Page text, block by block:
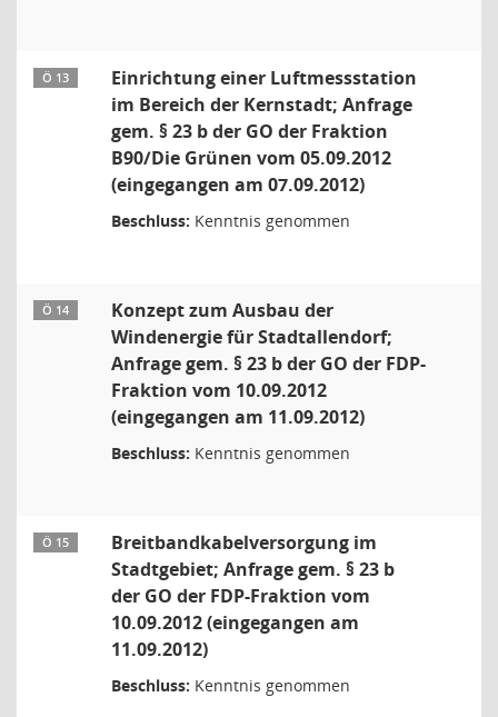
Ö 13
Einrichtung einer Luftmessstation
im Bereich der Kernstadt; Anfrage
gem. § 23 b der GO der Fraktion
B90/Die Grünen vom 05.09.2012
(eingegangen am 07.09.2012)
Beschluss: Kenntnis genommen
Ö 14
Konzept zum Ausbau der
Windenergie für Stadtallendorf;
Anfrage gem. § 23 b der GO der FDP-
Fraktion vom 10.09.2012
(eingegangen am 11.09.2012)
Beschluss: Kenntnis genommen
Ö 15
Breitbandkabelversorgung im
Stadtgebiet; Anfrage gem. § 23 b
der GO der FDP-Fraktion vom
10.09.2012 (eingegangen am
11.09.2012)
Beschluss: Kenntnis genommen